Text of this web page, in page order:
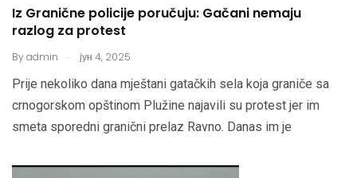
Iz Granične policije poručuju: Gačani nemaju
razlog za protest
Byadmin . јун 4, 2025
Prije nekoliko dana mještani gatačkih sela koja graniče sa
crnogorskom opštinom Plužine najavili su protest jer im
smeta sporedni granični prelaz Ravno. Danas im je